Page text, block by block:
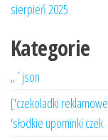
sierpień 2025
Kategorie
„`json
['czekoladki
'słodkie upominki czek